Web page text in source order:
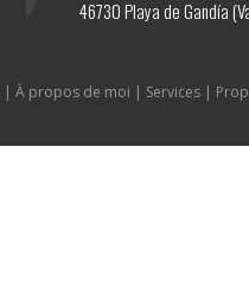
46730 Playa de Gandía
| À propos de moi | Services |